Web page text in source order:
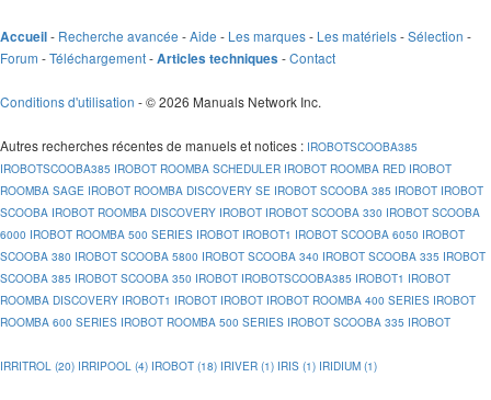
Accueil- Recherche avancée -Aide - Les marques- Les matériels-Sélection -
Forum -Téléchargement-Articles techniques -Contact
Conditions d'utilisation - © 2026 Manuals Network Inc.
Autres recherches récentes de manuels et notices : IROBOTSCOOBA385
IROBOTSCOOBA385 IROBOT ROOMBA SCHEDULER IROBOT ROOMBA RED IROBOT
ROOMBA SAGE IROBOT ROOMBA DISCOVERY SE IROBOT SCOOBA 385 IROBOT IROBOT
SCOOBA IROBOT ROOMBA DISCOVERY IROBOT IROBOT SCOOBA 330 IROBOT SCOOBA
6000 IROBOT ROOMBA 500 SERIES IROBOT IROBOT1 IROBOT SCOOBA 6050 IROBOT
SCOOBA 380 IROBOT SCOOBA 5800 IROBOT SCOOBA 340 IROBOT SCOOBA 335 IROBOT
SCOOBA 385 IROBOT SCOOBA 350 IROBOT IROBOTSCOOBA385 IROBOT1 IROBOT
ROOMBA DISCOVERY IROBOT1 IROBOT IROBOT IROBOT ROOMBA 400 SERIES IROBOT
ROOMBA 600 SERIES IROBOT ROOMBA 500 SERIES IROBOT SCOOBA 335 IROBOT
IRRITROL (20) IRRIPOOL (4) IROBOT (18) IRIVER (1) IRIS (1) IRIDIUM (1)